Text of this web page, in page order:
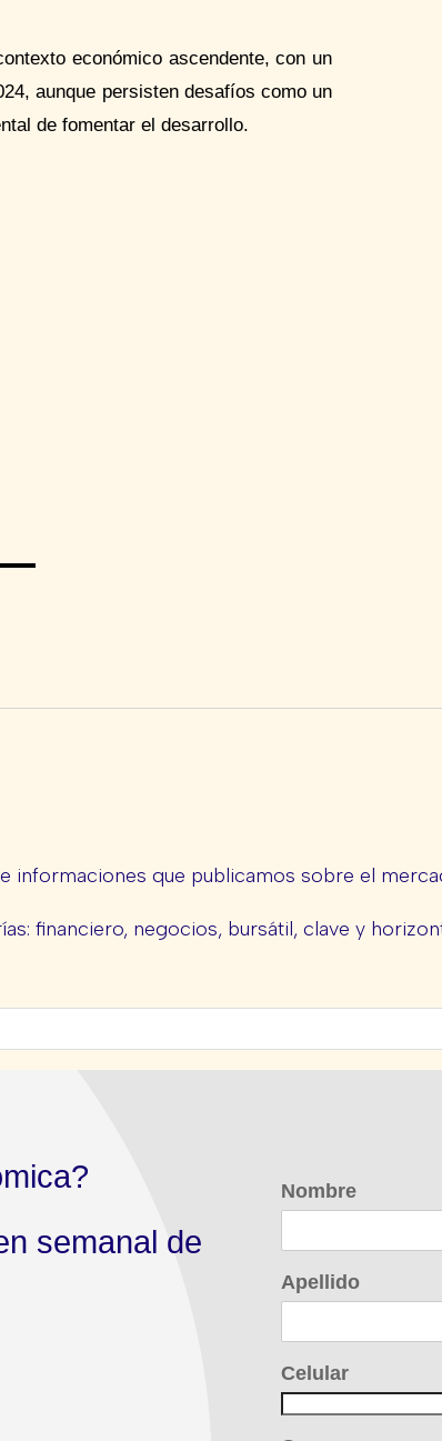
económico ascendente, con un
aunque persisten desafíos como un
de fomentar el desarrollo.
informaciones que publicamos sobre el
financiero, negocios, bursátil, clave y
semanal de
Nombre
Apellido
Celular